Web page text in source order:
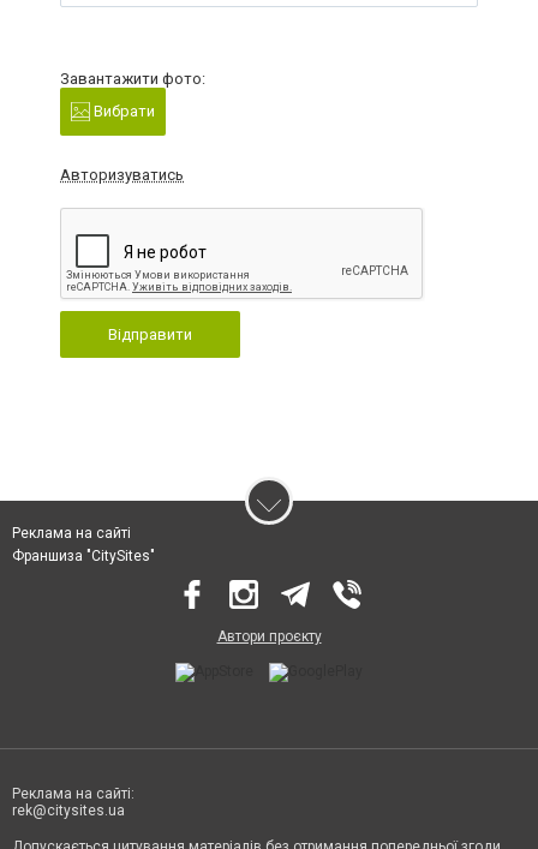
Завантажити фото:
Вибрати
Авторизуватись
Відправити
Реклама на сайті
Франшиза "CitySites"
Автори проєкту
Реклама на сайті:
rek@citysites.ua